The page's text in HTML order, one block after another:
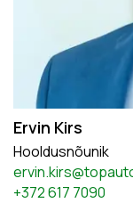
Ervin Kirs
Hooldusnõunik
+372 617 7090